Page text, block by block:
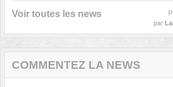
Voir toutes les news
par
COMMENTEZ LA NEWS